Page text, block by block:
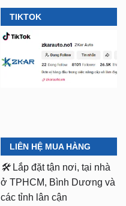
TIKTOK
LIÊN HỆ MUA HÀNG
🛠️ Lắp đặt tận nơi, tại nhà
ở TPHCM, Bình Dương và
các tỉnh lân cận